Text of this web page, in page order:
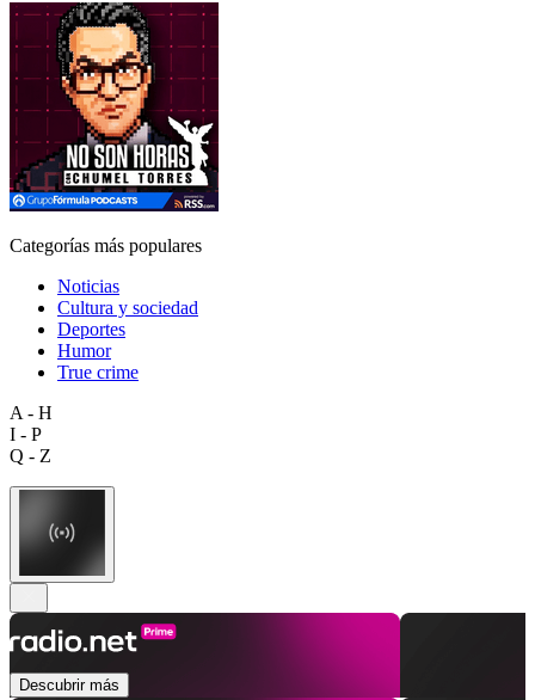
Categorías más populares
Noticias
Cultura y sociedad
Deportes
Humor
True crime
A - H
I - P
Q - Z
Descubrir más